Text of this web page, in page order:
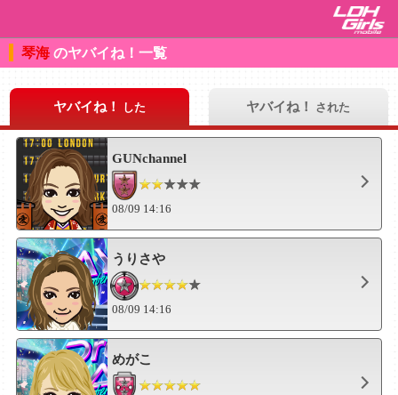
琴海 のヤバイね！一覧
ヤバイね！ した ヤバイね！ された
GUNchannel
08/09 14:16
うりさや
08/09 14:16
めがこ